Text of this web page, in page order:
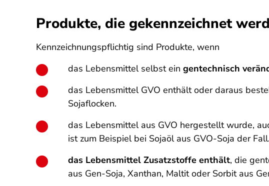
Produkte, die gekennzeichnet
Kennzeichnungspflichtig sind Produkte, wenn
das Lebensmittel selbst ein gentechnisch
das Lebensmittel GVO enthält oder daraus
Sojaflocken.
das Lebensmittel aus GVO hergestellt wurde,
ist zum Beispiel bei Sojaöl aus GVO-Soja der Fall.
das Lebensmittel Zusatzstoffe enthält, die
aus Gen-Soja, Xanthan, Maltit oder Sorbit aus